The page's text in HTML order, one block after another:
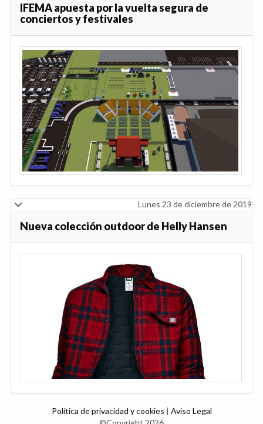
IFEMA apuesta por la vuelta segura de
conciertos y festivales
Lunes 23 de diciembre de 2019
Nueva colección outdoor de Helly Hansen
Política de privacidad y cookies | Aviso Legal